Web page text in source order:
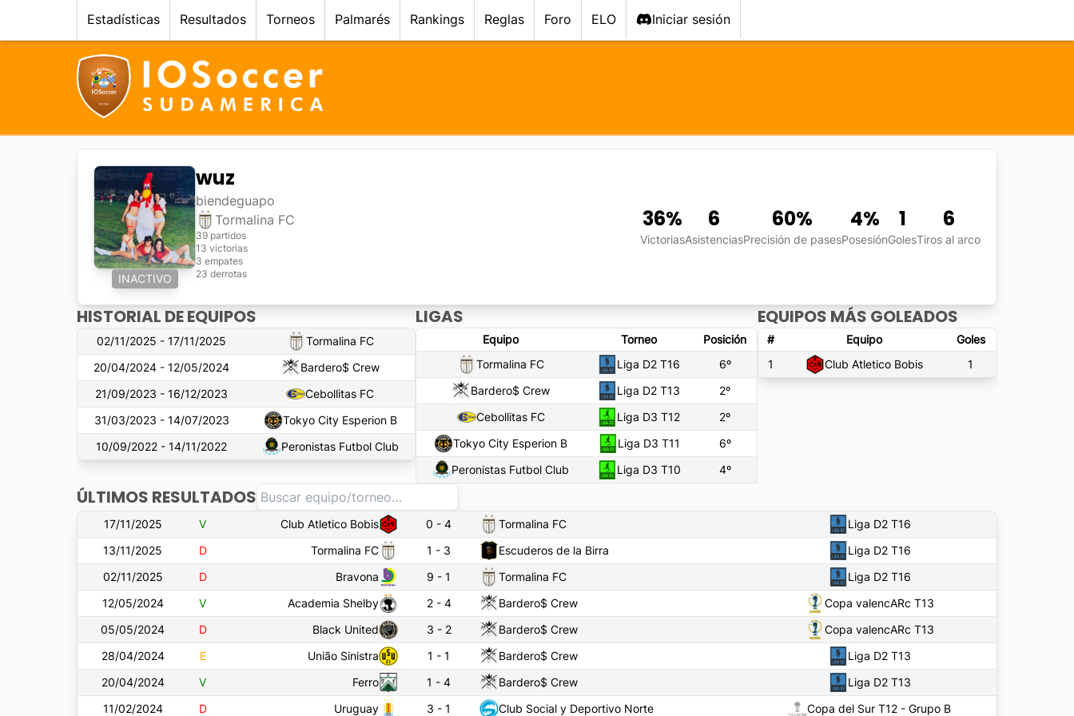
Estadísticas Resultados Torneos Palmarés Rankings Reglas Foro ELO Iniciar sesión
INACTIVO
wuz
biendeguapo
Tormalina FC
39 partidos
13 victorias
3 empates
23 derrotas
36%
Victorias
6
Asistencias
60%
Precisión de pases
4%
Posesión
1
Goles
6
Tiros al arco
HISTORIAL DE EQUIPOS
02/11/2025 - 17/11/2025
Tormalina FC
20/04/2024 - 12/05/2024
Bardero$ Crew
21/09/2023 - 16/12/2023
Cebollitas FC
31/03/2023 - 14/07/2023
Tokyo City Esperion B
10/09/2022 - 14/11/2022
Peronistas Futbol Club
LIGAS
Equipo Torneo
Posición
Tormalina FC
Liga D2 T16 6º
Bardero$ Crew
Liga D2 T13 2º
Cebollitas FC
Liga D3 T12 2º
Tokyo City Esperion B
Liga D3 T11 6º
Peronistas Futbol Club
Liga D3 T10 4º
EQUIPOS MÁS GOLEADOS
# Equipo
Goles
1
Club Atletico Bobis 1
ÚLTIMOS RESULTADOS
17/11/2025 V Club Atletico Bobis 0 - 4 Tormalina FC
Liga D2 T16
13/11/2025
D Tormalina FC 1 - 3 Escuderos de la Birra
Liga D2 T16
02/11/2025
D Bravona 9 - 1 Tormalina FC
Liga D2 T16
12/05/2024
V Academia Shelby 2- 4 Bardero$ Crew
Copa valencARc T13
05/05/2024
D Black United 3 - 2 Bardero$ Crew
Copa valencARc T13
28/04/2024
E União Sinistra 1 - 1 Bardero$ Crew
Liga D2 T13
20/04/2024
V Ferro 1 - 4 Bardero$ Crew
Liga D2 T13
11/02/2024
D Uruguay 3 - 1 Club Social y Deportivo Norte Copa del Sur T12 - Grupo B